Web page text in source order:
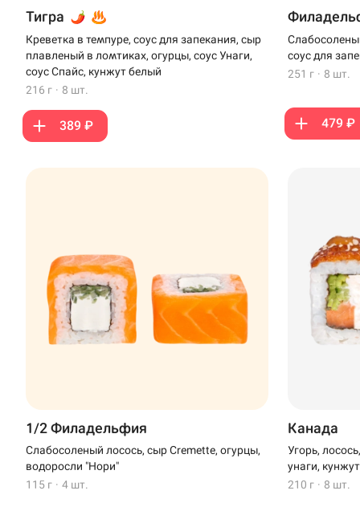
Тигра
Креветка в темпуре, соус для запекания, сыр
плавленый в ломтиках, огурцы, соус Унаги,
соус Спайс, кунжут белый
216 г · 8 шт.
389 ₽
соус для
251 г · 8 шт.
479 ₽
1/2 Филадельфия
Слабосоленый лосось, сыр Cremette, огурцы,
водоросли "Нори"
115 г · 4 шт.
Канада
Угорь,
унаги,
210 г · 8 шт.